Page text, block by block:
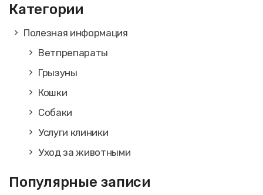
Категории
Полезная информация
Ветпрепараты
Грызуны
Кошки
Собаки
Услуги клиники
Уход за животными
Популярные записи